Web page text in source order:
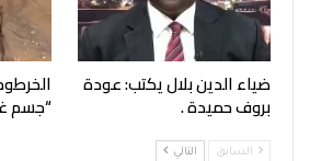
ضياء الدين بلال يكتب: عودة
بروف حميدة . “جسم
السابق التالي